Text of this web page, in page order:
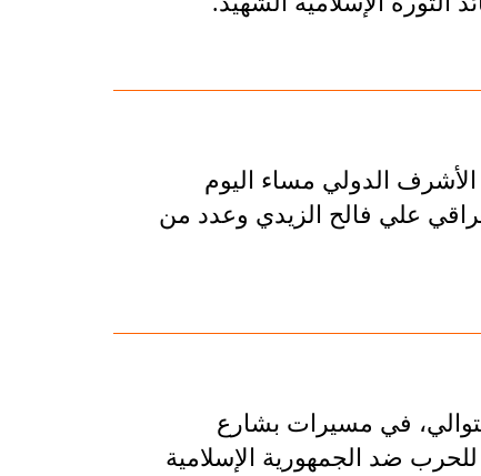
الدولي مساء اليوم
علي فالح الزيدي وعدد من
في مسيرات بشارع
للحرب ضد الجمهورية الإسلامية